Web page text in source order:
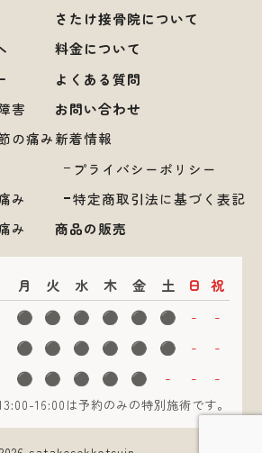
害
の痛み
み
み
さたけ接骨院について
料金について
よくある質問
お問い合わせ
新着情報
プライバシーポリシー
特定商取引法に基づく表記
商品の販売
月 火 水 木 金 土 日 祝
⚫︎ ⚫︎ ⚫︎ ⚫︎ ⚫︎ ⚫︎ -
-
⚫︎ ⚫︎ ⚫︎ ⚫︎ ⚫︎ ⚫︎ -
-
⚫︎ ⚫︎ ⚫︎ ⚫︎ ⚫︎ - - -
16:00は予約のみの特別施術です。